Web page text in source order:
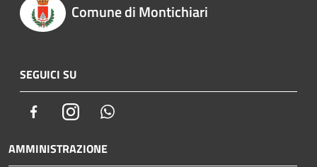
Comune di Montichiari
SEGUICI SU
FacebookInstagram
AMMINISTRAZIONE